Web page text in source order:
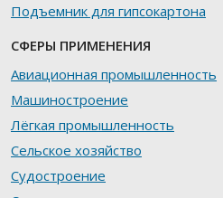
Подъемник для гипсокартона
СФЕРЫ ПРИМЕНЕНИЯ
Авиационная промышленность
Машиностроение
Лёгкая промышленность
Сельское хозяйство
Судостроение